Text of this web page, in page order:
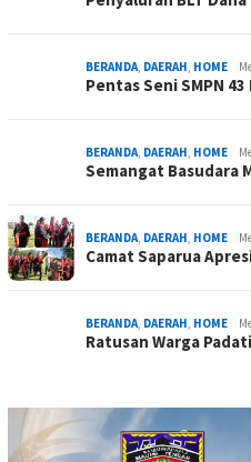
BERANDA, DAERAH, HOME
Pentas Seni SMPN
BERANDA, DAERAH, HOME
Semangat Basudara
BERANDA, DAERAH, HOME
Camat Saparua
BERANDA, DAERAH, HOME
Ratusan Warga